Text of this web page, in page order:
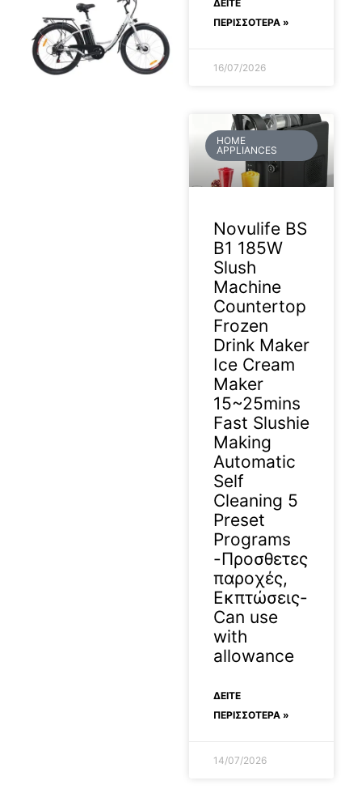
ΔΕΊΤΕ
ΠΕΡΙΣΣΟΤΕΡΑ »
16/07/2026
HOME
APPLIANCES
Novulife BS
B1 185W
Slush
Machine
Countertop
Frozen
Drink Maker
Ice Cream
Maker
15~25mins
Fast Slushie
Making
Automatic
Self
Cleaning 5
Preset
Programs
-Προσθετες
παροχές,
Εκπτώσεις-
Can use
with
allowance
ΔΕΊΤΕ
ΠΕΡΙΣΣΟΤΕΡΑ »
14/07/2026